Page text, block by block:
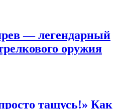
— легендарный
оружия
тащусь!» Как